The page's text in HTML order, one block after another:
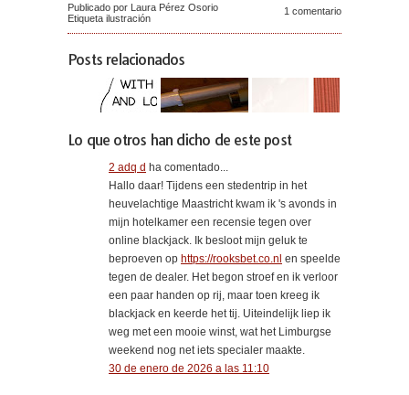
Publicado por Laura Pérez Osorio
Etiqueta ilustración
1 comentario
Posts relacionados
Lo que otros han dicho de este post
2 adq d ha comentado...
Hallo daar! Tijdens een stedentrip in het
heuvelachtige Maastricht kwam ik 's avonds in
mijn hotelkamer een recensie tegen over
online blackjack. Ik besloot mijn geluk te
beproeven op https://rooksbet.co.nl en speelde
tegen de dealer. Het begon stroef en ik verloor
een paar handen op rij, maar toen kreeg ik
blackjack en keerde het tij. Uiteindelijk liep ik
weg met een mooie winst, wat het Limburgse
weekend nog net iets specialer maakte.
30 de enero de 2026 a las 11:10